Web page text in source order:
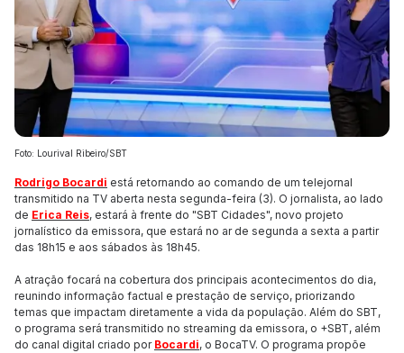
Foto: Lourival Ribeiro/SBT
Rodrigo Bocardi está retornando ao comando de um telejornal
transmitido na TV aberta nesta segunda-feira (3). O jornalista, ao lado
de Erica Reis, estará à frente do "SBT Cidades", novo projeto
jornalístico da emissora, que estará no ar de segunda a sexta a partir
das 18h15 e aos sábados às 18h45.
A atração focará na cobertura dos principais acontecimentos do dia,
reunindo informação factual e prestação de serviço, priorizando
temas que impactam diretamente a vida da população. Além do SBT,
o programa será transmitido no streaming da emissora, o +SBT, além
do canal digital criado por Bocardi, o BocaTV. O programa propõe